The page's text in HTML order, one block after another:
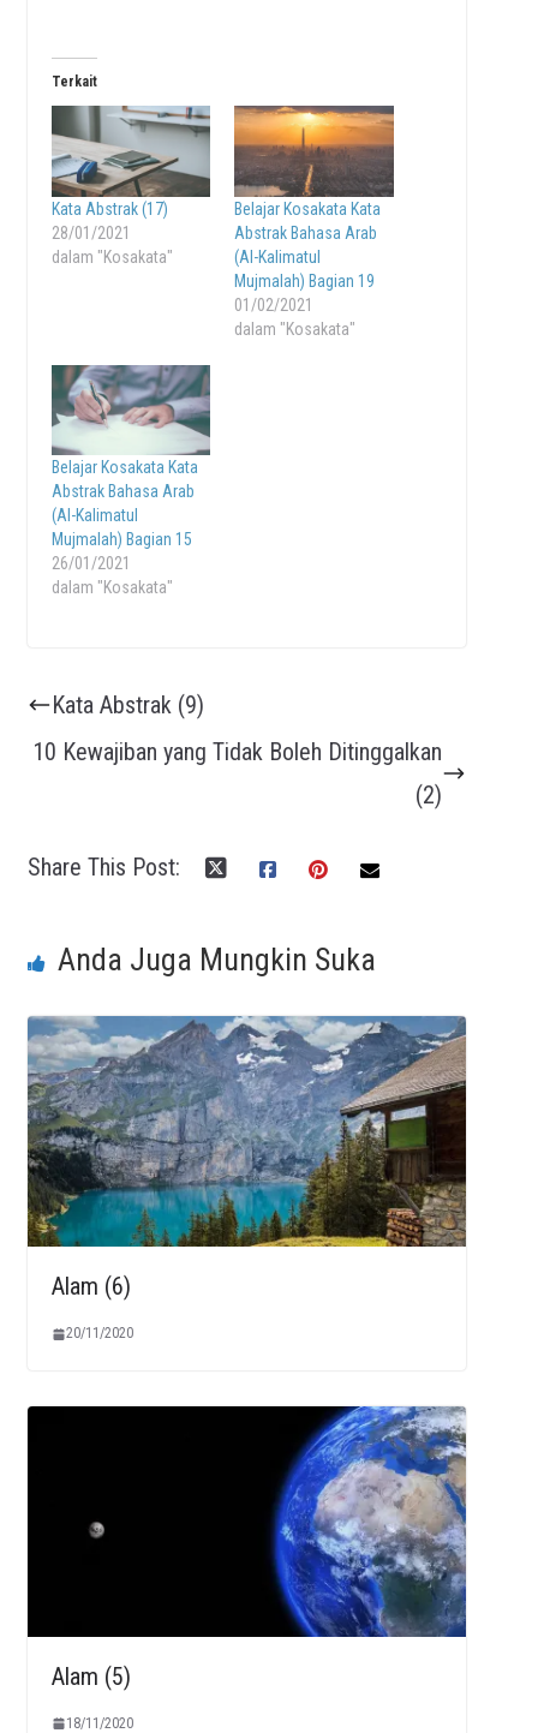
Terkait
Kata Abstrak (17)
28/01/2021
dalam "Kosakata"
Belajar Kosakata Kata
Abstrak Bahasa Arab
(Al-Kalimatul
Mujmalah) Bagian 19
01/02/2021
dalam "Kosakata"
Belajar Kosakata Kata
Abstrak Bahasa Arab
(Al-Kalimatul
Mujmalah) Bagian 15
26/01/2021
dalam "Kosakata"
Kata Abstrak (9)
10 Kewajiban yang Tidak Boleh Ditinggalkan
(2)
Share This Post:
Anda Juga Mungkin Suka
Alam (6)
20/11/2020
Alam (5)
18/11/2020